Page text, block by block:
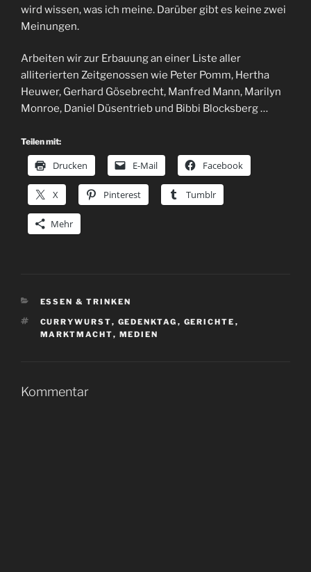
wird wissen, was ich meine. Darüber gibt es keine zwei
Meinungen.
Arbeiten wir zur Erbauung an einer Liste aller
alliterierten Zeitgenossen wie Peter Pomm, Hertha
Heuwer, Gerhard Gösebrecht, Manfred Mann, Marilyn
Monroe, Daniel Düsentrieb und Bibbi Blocksberg …
Teilen mit:
Drucken E-Mail Facebook
X Pinterest Tumblr
Mehr
KATEGORIEN
ESSEN & TRINKEN
SCHLAGWÖRTER
CURRYWURST, GEDENKTAG , GERICHTE ,
MARKTMACHT, MEDIEN
Kommentar